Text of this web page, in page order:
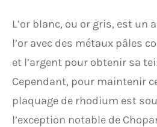
L’or blanc, ou or gris, est un
l’or avec des métaux pâles
et l’argent pour obtenir sa
Cependant, pour maintenir
plaquage de rhodium est
l’exception notable de